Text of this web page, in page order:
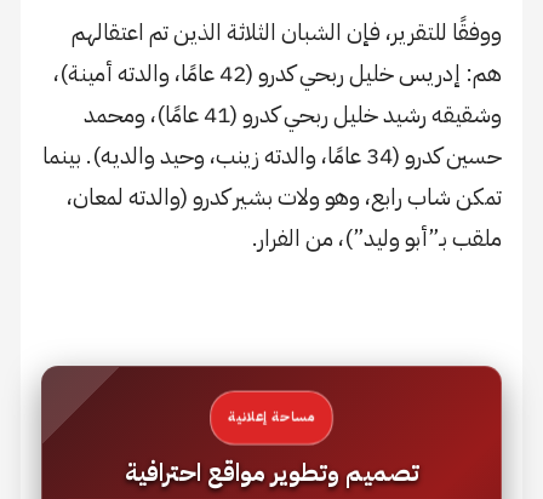
ووفقًا للتقرير، فإن الشبان الثلاثة الذين تم اعتقالهم
هم: إدريس خليل ربحي كدرو (42 عامًا، والدته أمينة)،
وشقيقه رشيد خليل ربحي كدرو (41 عامًا)، ومحمد
حسين كدرو (34 عامًا، والدته زينب، وحيد والديه). بينما
تمكن شاب رابع، وهو ولات بشير كدرو (والدته لمعان،
ملقب بـ”أبو وليد”)، من الفرار.
مساحة إعلانية
تصميم وتطوير مواقع احترافية